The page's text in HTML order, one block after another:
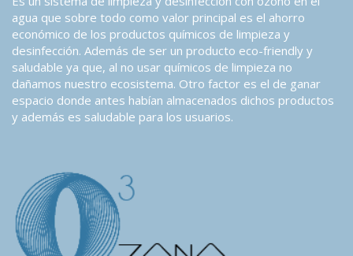
agua que sobre todo como valor principal es el ahorro
económico de los productos químicos de limpieza y
desinfección. Además de ser un producto eco-friendly y
saludable ya que, al no usar químicos de limpieza no
dañamos nuestro ecosistema. Otro factor es el de ganar
espacio donde antes habían almacenados dichos productos
y además es saludable para los usuarios.